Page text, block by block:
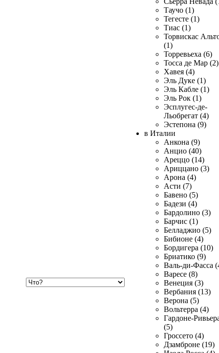
Таучо (1)
Тегесте (1)
Тиас (1)
Торвискас
(1)
Торревьеха (6)
Тосса де Мар (2)
Хавея (4)
Эль Дуке (1)
Эль Кабле (1)
Эль Рок (1)
Эсплугес-де-
Льобрегат (4)
Эстепона (9)
в Италии
Анкона (9)
Анцио (40)
Ареццо (14)
Ариццано (3)
Арона (4)
Асти (7)
Бавено (5)
Бадези (4)
Бардолино (3)
Барчис (1)
Белладжио (5)
Бибионе (4)
Бордигера (10)
Бриатико (9)
Валь-ди-Фасса
Варесе (8)
Венеция (3)
Вербания (13)
Верона (5)
Вольтерра (4)
Гардоне-
(5)
Гроссето (4)
Дзамброне (19)